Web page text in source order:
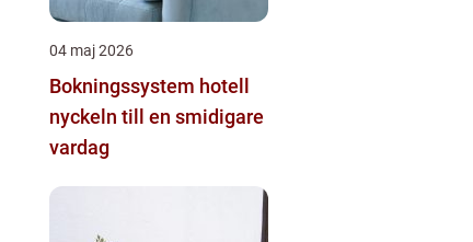
04 maj 2026
Bokningssystem hotell
nyckeln till en smidigare
vardag